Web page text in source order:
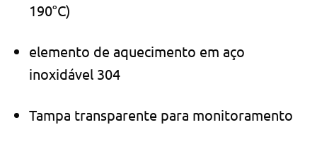
190°C)
elemento de aquecimento em aço
inoxidável 304
Tampa transparente para monitoramento